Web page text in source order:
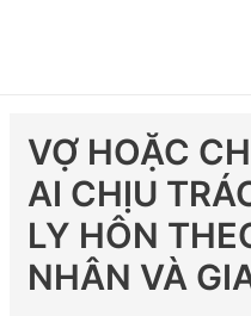
VỢ HOẶC
AI CHỊU
LY HÔN
NHÂN VÀ